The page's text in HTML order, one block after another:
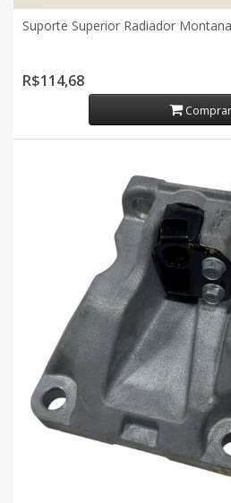
Suporte Superior Radiador
R$114,68
Comprar